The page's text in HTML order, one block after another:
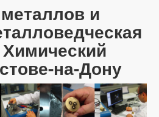
и
Химический
на-Дону